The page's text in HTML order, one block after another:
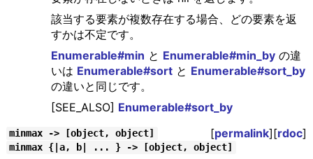
該当する要素が複数存在する場合、どの要素を返
すかは不定です。
Enumerable#min と Enumerable#min_byの違
いは Enumerable#sortと Enumerable#sort_by
の違いと同じです。
[SEE_ALSO] Enumerable#sort_by
minmax -> [object, object] [permalink][rdoc]
minmax {|a, b| ... } -> [object, object]